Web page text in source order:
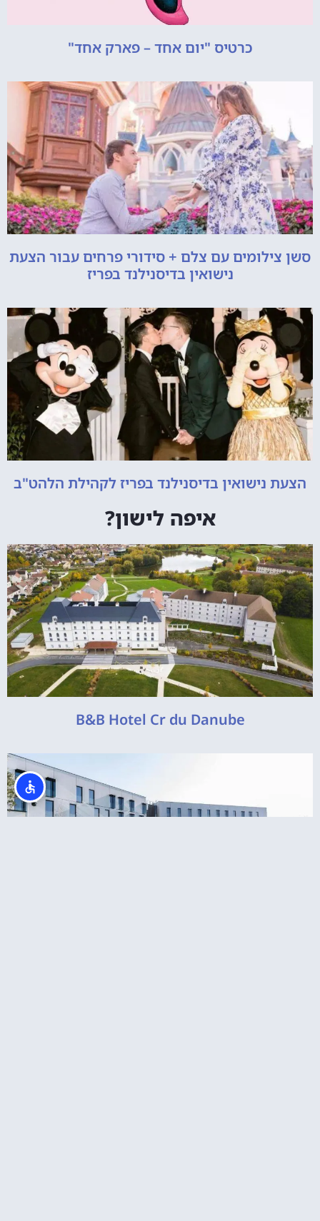
כרטיס "יום אחד – פארק אחד"
סשן צילומים עם צלם + סידורי פרחים עבור הצעת
נישואין בדיסנילנד בפריז
הצעת נישואין בדיסנילנד בפריז לקהילת הלהט"ב
איפה לישון?
B&B Hotel Cr du Danube